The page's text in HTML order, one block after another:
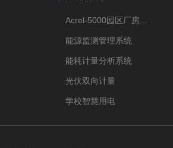
能源监测管理系统
能耗计量分析系统
光伏双向计量
学校智慧用电